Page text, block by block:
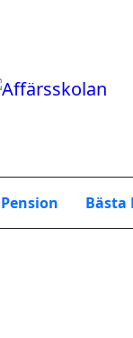
Bästa